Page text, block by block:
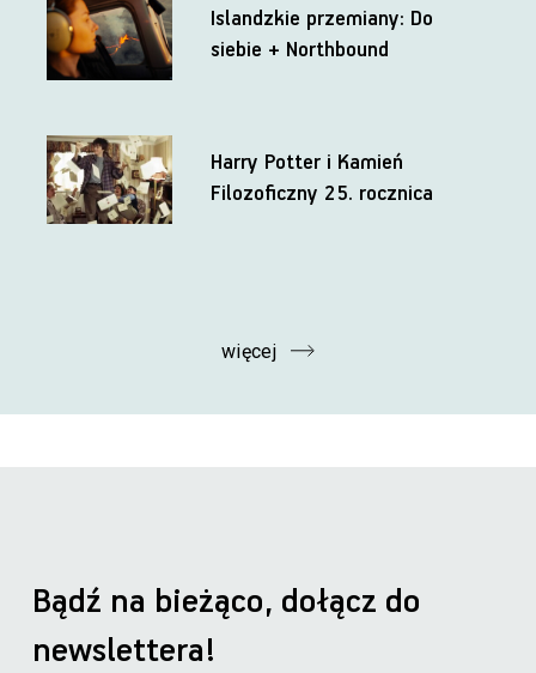
Islandzkie przemiany: Do
siebie + Northbound
Harry Potter i Kamień
Filozoficzny 25. rocznica
więcej
Bądź na bieżąco, dołącz do
newslettera!